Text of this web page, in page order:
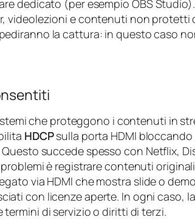
dedicato (per esempio OBS
videolezioni e contenuti non protetti
la cattura: in questo caso
che proteggono i contenuti in
HDCPsulla porta HDMI
succede spesso con Netflix,
è registrare contenuti
via HDMI che mostra slide o
con licenze aperte. In ogni caso,
termini di servizio o diritti di terzi.